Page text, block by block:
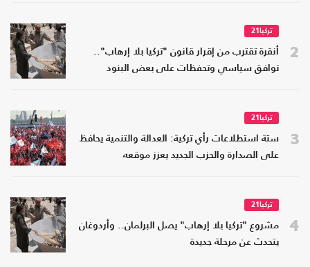
2
تركيا21
أنقرة تقترب من إقرار قانون "تركيا بلا إرهاب"..
توافق سياسي وتحفظات على بعض البنود
3
تركيا21
ستة استطلاعات رأي تركية: العدالة والتنمية يحافظ
على الصدارة والحزب الجديد يعزز موقعه
4
تركيا21
مشروع "تركيا بلا إرهاب" يصل البرلمان.. وأردوغان
يتحدث عن مرحلة جديدة